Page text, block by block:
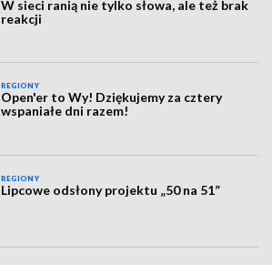
W sieci ranią nie tylko słowa, ale też brak
reakcji
REGIONY
Open'er to Wy! Dziękujemy za cztery
wspaniałe dni razem!
REGIONY
Lipcowe odsłony projektu „50 na 51”